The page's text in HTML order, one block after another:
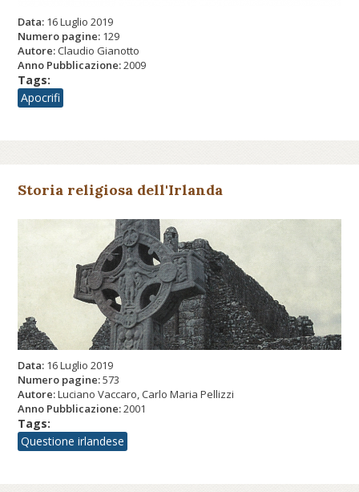
Data: 16 Luglio 2019
Numero pagine: 129
Autore:Claudio Gianotto
Anno Pubblicazione:2009
Tags:
Apocrifi
Storia religiosa dell'Irlanda
Data: 16 Luglio 2019
Numero pagine:573
Autore:Luciano Vaccaro, Carlo Maria Pellizzi
Anno Pubblicazione:2001
Tags:
Questione irlandese